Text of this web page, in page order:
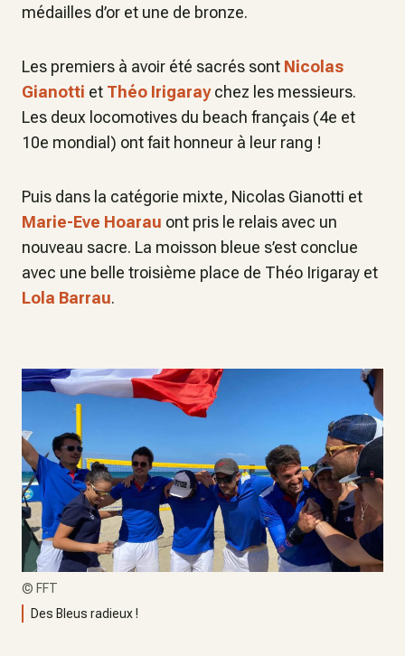
médailles d’or et une de bronze.
Les premiers à avoir été sacrés sont Nicolas
Gianotti et Théo Irigaraychez les messieurs.
Les deux locomotives du beach français (4e et
10e mondial) ont fait honneur à leur rang !
Puis dans la catégorie mixte, Nicolas Gianotti et
Marie-Eve Hoarau ont pris le relais avec un
nouveau sacre. La moisson bleue s’est conclue
avec une belle troisième place de Théo Irigaray et
Lola Barrau.
© FFT
Des Bleus radieux !